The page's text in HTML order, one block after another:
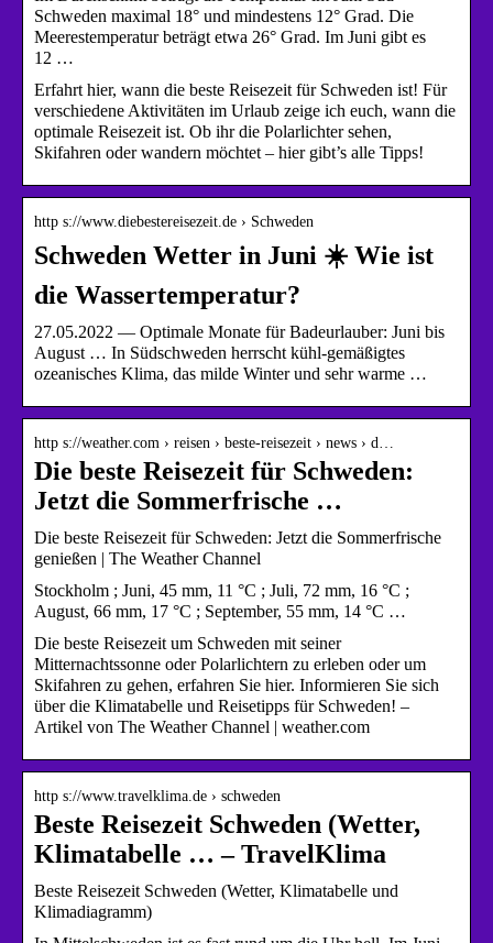
Schweden maximal 18° und mindestens 12° Grad. Die
Meerestemperatur beträgt etwa 26° Grad. Im Juni gibt es
12 …
Erfahrt hier, wann die beste Reisezeit für Schweden ist! Für
verschiedene Aktivitäten im Urlaub zeige ich euch, wann die
optimale Reisezeit ist. Ob ihr die Polarlichter sehen,
Skifahren oder wandern möchtet – hier gibt’s alle Tipps!
http s://www.diebestereisezeit.de › Schweden
Schweden Wetter in Juni ☀️ Wie ist
die Wassertemperatur?
27.05.2022 — Optimale Monate für Badeurlauber: Juni bis
August … In Südschweden herrscht kühl-gemäßigtes
ozeanisches Klima, das milde Winter und sehr warme …
http s://weather.com › reisen › beste-reisezeit › news › d…
Die beste Reisezeit für Schweden:
Jetzt die Sommerfrische …
Die beste Reisezeit für Schweden: Jetzt die Sommerfrische
genießen | The Weather Channel
Stockholm ; Juni, 45 mm, 11 °C ; Juli, 72 mm, 16 °C ;
August, 66 mm, 17 °C ; September, 55 mm, 14 °C …
Die beste Reisezeit um Schweden mit seiner
Mitternachtssonne oder Polarlichtern zu erleben oder um
Skifahren zu gehen, erfahren Sie hier. Informieren Sie sich
über die Klimatabelle und Reisetipps für Schweden! –
Artikel von The Weather Channel | weather.com
http s://www.travelklima.de › schweden
Beste Reisezeit Schweden (Wetter,
Klimatabelle … – TravelKlima
Beste Reisezeit Schweden (Wetter, Klimatabelle und
Klimadiagramm)